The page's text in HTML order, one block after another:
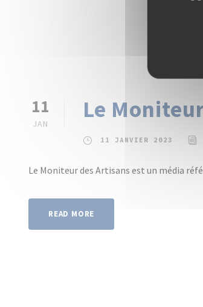
11
JAN
Le
11 JANVIER 2023
Le Moniteur des Artisans est un média
READ MORE